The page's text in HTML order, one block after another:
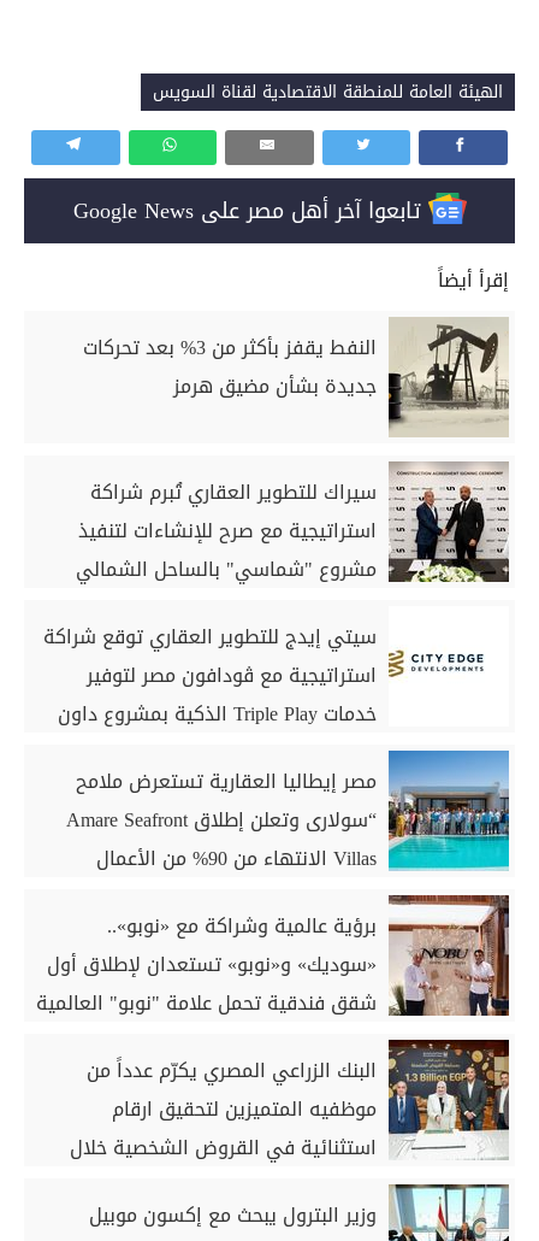
الهيئة العامة للمنطقة الاقتصادية لقناة السويس
تابعوا آخر أهل مصر على Google News
إقرأ أيضاً
النفط يقفز بأكثر من 3% بعد تحركات
جديدة بشأن مضيق هرمز
سيراك للتطوير العقاري تُبرم شراكة
استراتيجية مع صرح للإنشاءات لتنفيذ
مشروع "شماسي" بالساحل الشمالي
سيتي إيدج للتطوير العقاري توقع شراكة
استراتيجية مع ڤودافون مصر لتوفير
خدمات Triple Play الذكية بمشروع داون
مصر إيطاليا العقارية تستعرض ملامح
“سولارى وتعلن إطلاق Amare Seafront
Villas الانتهاء من 90% من الأعمال
برؤية عالمية وشراكة مع «نوبو»..
«سوديك» و«نوبو» تستعدان لإطلاق أول
شقق فندقية تحمل علامة "نوبو" العالمية
أيام
البنك الزراعي المصري يكرّم عدداً من
موظفيه المتميزين لتحقيق ارقام
استثنائية في القروض الشخصية خلال
وزير البترول يبحث مع إكسون موبيل